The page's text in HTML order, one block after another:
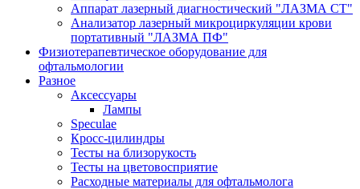
Аппарат лазерный диагностический "ЛАЗМА СТ"
Анализатор лазерный микроциркуляции крови
портативный "ЛАЗМА ПФ"
Физиотерапевтическое оборудование для
офтальмологии
Разное
Аксессуары
Лампы
Speculae
Кросс-цилиндры
Тесты на близорукость
Тесты на цветовосприятие
Расходные материалы для офтальмолога